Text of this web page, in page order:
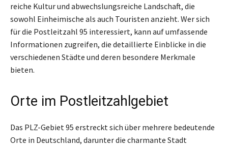
reiche Kultur und abwechslungsreiche Landschaft, die
sowohl Einheimische als auch Touristen anzieht. Wer sich
für die Postleitzahl 95 interessiert, kann auf umfassende
Informationen zugreifen, die detaillierte Einblicke in die
verschiedenen Städte und deren besondere Merkmale
bieten.
Orte im Postleitzahlgebiet
Das PLZ-Gebiet 95 erstreckt sich über mehrere bedeutende
Orte in Deutschland, darunter die charmante Stadt